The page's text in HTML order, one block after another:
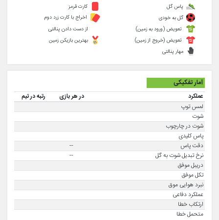
پاس گل
گل به خودی
کارت قرمز
اخراج با کارت زرد دوم
تعویض (ورود به زمین)
تعویض (خروج از زمین)
مهار پنالتی
از دست دادن پنالتی
بهترین بازیکن زمین
آمار تفکیکی
عملکرد در هر بازی
رتبه در تیم
لمس توپ
شوت
شوت در چارچوب
پاس کلیدی
دقت پاس
--
نرخ تبدیل شوت به گل
--
دریبل موفق
تکل موفق
نبرد هوایی موق
عملکرد دفاعی
ارتکاب خطا
متحمل خطا